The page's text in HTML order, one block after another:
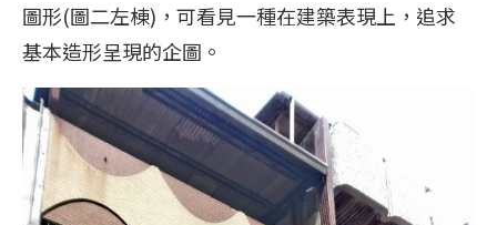
圖形(圖二左棟)，可看見一種在建築表現上，追求
基本造形呈現的企圖。